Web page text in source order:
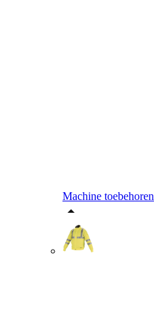
Machine toebehoren